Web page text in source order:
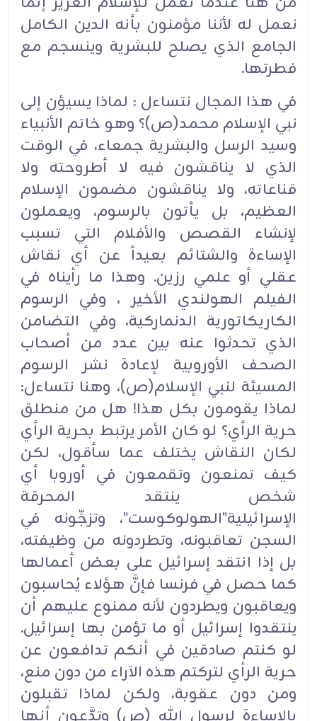
نعمل له لأننا مؤمنون بأنه الدين الكامل
الجامع الذي يصلح للبشرية وينسجم مع
فطرتها.
في هذا المجال نتساءل : لماذا يسيؤن إلى
نبي الإسلام محمد(ص)؟ وهو خاتم الأنبياء
وسيد الرسل والبشرية جمعاء، في الوقت
الذي لا يناقشون فيه لا أطروحته ولا
قناعاته، ولا يناقشون مضمون الإسلام
العظيم، بل يأتون بالرسوم، ويعملون
لإنشاء القصص والأفلام التي تسبب
الإساءة والشتائم بعيداً عن أي نقاش
عقلي أو علمي رزين. وهذا ما رأيناه في
الفيلم الهولندي الأخير ، وفي الرسوم
الكاريكاتورية الدنماركية، وفي التضامن
الذي تحدثوا عنه بين عدد من أصحاب
الصحف الأوروبية لإعادة نشر الرسوم
المسيئة لنبي الإسلام(ص)، وهنا نتساءل:
لماذا يقومون بكل هذا! هل من منطلق
حرية الرأي؟ لو كان الأمر يرتبط بحرية الرأي
لكان النقاش يختلف عما سأقول، لكن
كيف تمنعون وتقمعون في أوروبا أي
شخص ينتقد المحرقة
الإسرائيلية"الهولوكوست"، وتزجِّونه في
السجن تعاقبونه، وتطردونه من وظيفته،
بل إذا انتقد إسرائيل على بعض أعمالها
كما حصل في فرنسا فإنَّ هؤلاء يُحاسبون
ويعاقبون ويطردون لأنه ممنوع عليهم أن
ينتقدوا إسرائيل أو ما تؤمن بها إسرائيل.
لو كنتم صادقين في أنكم تدافعون عن
حرية الرأي لتركتم هذه الآراء من دون منع،
ومن دون عقوبة، ولكن لماذا تقبلون